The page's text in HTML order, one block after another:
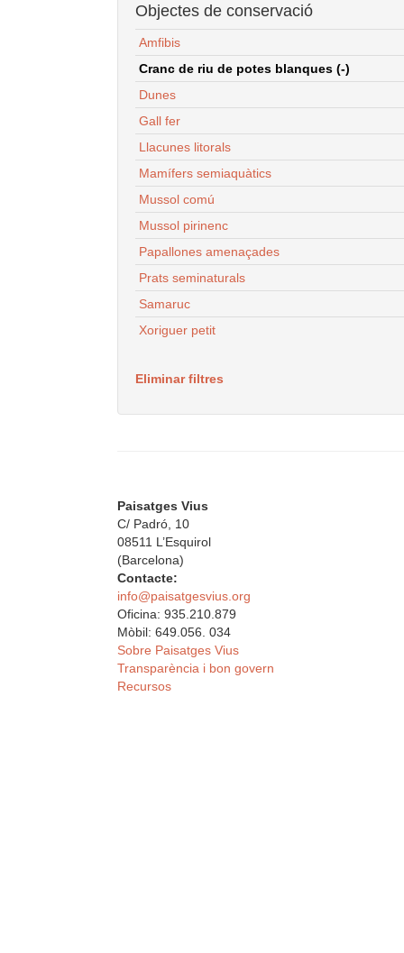
Objectes de conservació
Amfibis
Cranc de riu de potes blanques (-)
Dunes
Gall fer
Llacunes litorals
Mamífers semiaquàtics
Mussol comú
Mussol pirinenc
Papallones amenaçades
Prats seminaturals
Samaruc
Xoriguer petit
Eliminar filtres
Paisatges Vius
C/ Padró, 10
08511 L’Esquirol
(Barcelona)
Contacte:
info@paisatgesvius.org
Oficina: 935.210.879
Mòbil: 649.056. 034
Sobre Paisatges Vius
Transparència i bon govern
Recursos